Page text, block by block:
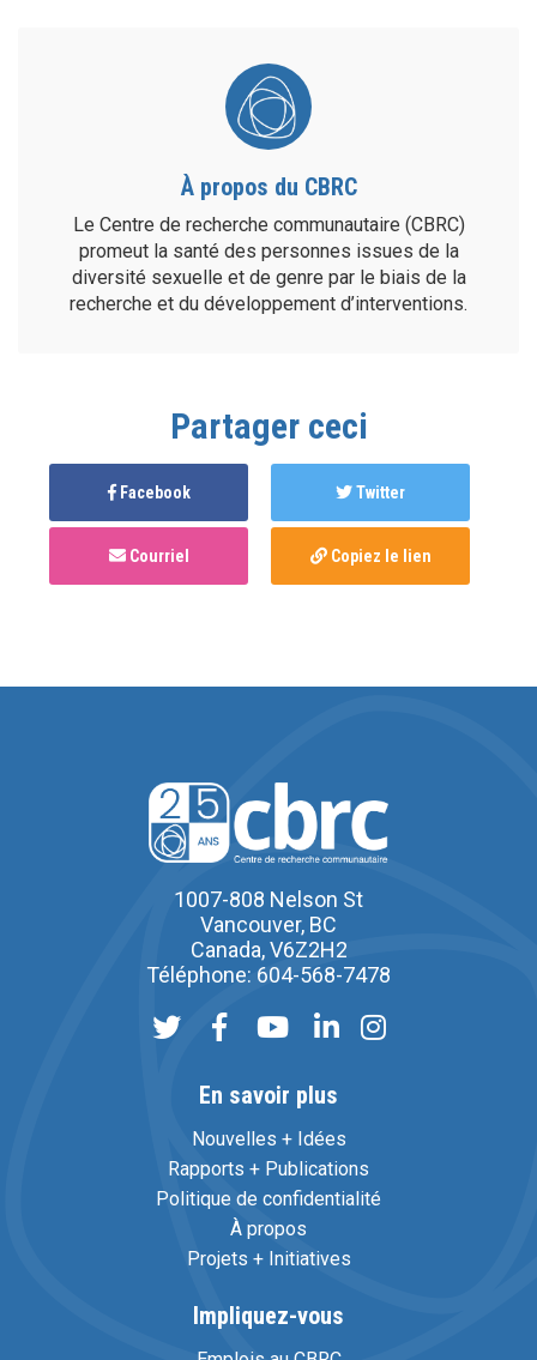
À propos du CBRC
Le Centre de recherche communautaire (CBRC)
promeut la santé des personnes issues de la
diversité sexuelle et de genre par le biais de la
recherche et du développement d’interventions.
Partager ceci
Facebook Twitter
Courriel Copiez le lien
1007-808 Nelson St
Vancouver, BC
Canada, V6Z2H2
Téléphone: 604-568-7478
En savoir plus
Nouvelles + Idées
Rapports + Publications
Politique de confidentialité
À propos
Projets + Initiatives
Impliquez-vous